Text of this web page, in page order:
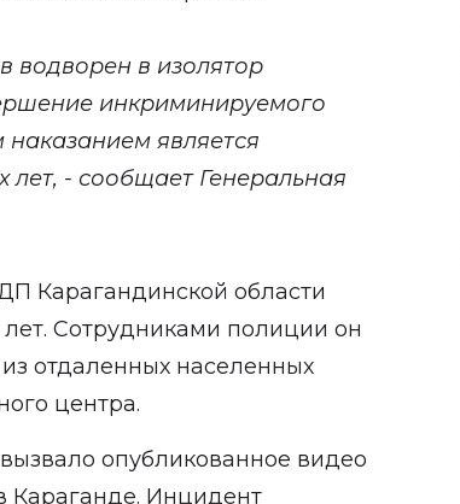
водворен в изолятор
инкриминируемого
является
- сообщает Генеральная
Карагандинской области
Сотрудниками полиции он
отдаленных населенных
центра.
опубликованное видео
Караганде. Инцидент